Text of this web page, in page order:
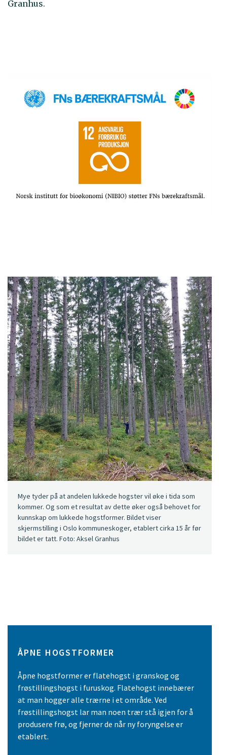
Granhus.
Mye tyder på at andelen lukkede hogster vil øke i tida som
kommer. Og som et resultat av dette øker også behovet for
kunnskap om lukkede hogstformer. Bildet viser
skjermstilling i Oslo kommuneskoger, etablert cirka 15 år før
bildet er tatt. Foto: Aksel Granhus
ÅPNE HOGSTFORMER
Åpne hogstformer er flatehogst i granskog og
frøstillingshogst i furuskog. Flatehogst innebærer
at man hogger alle trærne i et område. Ved
frøstillingshogst lar man noen trær stå igjen for å
produsere frø, og fjerner de når ny foryngelse er
etablert.